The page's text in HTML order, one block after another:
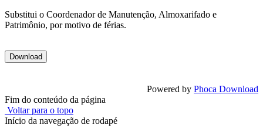
Substitui o Coordenador de Manutenção, Almoxarifado e
Patrimônio, por motivo de férias.
Powered by Phoca Download
Fim do conteúdo da página
Voltar para o topo
Início da navegação de rodapé